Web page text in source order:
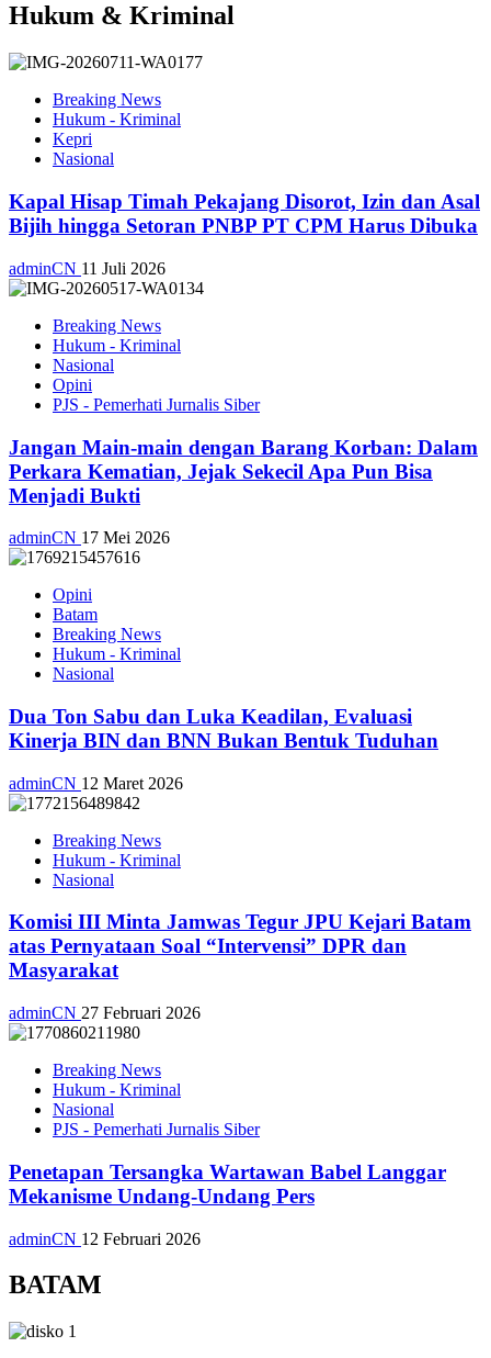
Hukum & Kriminal
Breaking News
Hukum - Kriminal
Kepri
Nasional
Kapal Hisap Timah Pekajang Disorot, Izin dan Asal
Bijih hingga Setoran PNBP PT CPM Harus Dibuka
adminCN 11 Juli 2026
Breaking News
Hukum - Kriminal
Nasional
Opini
PJS - Pemerhati Jurnalis Siber
Jangan Main-main dengan Barang Korban: Dalam
Perkara Kematian, Jejak Sekecil Apa Pun Bisa
Menjadi Bukti
adminCN 17 Mei 2026
Opini
Batam
Breaking News
Hukum - Kriminal
Nasional
Dua Ton Sabu dan Luka Keadilan, Evaluasi
Kinerja BIN dan BNN Bukan Bentuk Tuduhan
adminCN 12 Maret 2026
Breaking News
Hukum - Kriminal
Nasional
Komisi III Minta Jamwas Tegur JPU Kejari Batam
atas Pernyataan Soal “Intervensi” DPR dan
Masyarakat
adminCN 27 Februari 2026
Breaking News
Hukum - Kriminal
Nasional
PJS - Pemerhati Jurnalis Siber
Penetapan Tersangka Wartawan Babel Langgar
Mekanisme Undang-Undang Pers
adminCN 12 Februari 2026
BATAM